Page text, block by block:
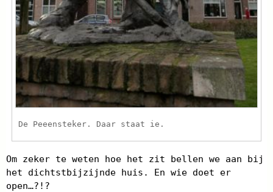
De Peeensteker. Daar staat ie.
Om zeker te weten hoe het zit bellen we aan bij
het dichtstbijzijnde huis. En wie doet er
open…?!?